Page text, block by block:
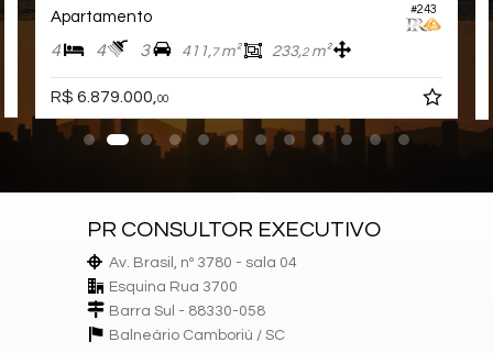
03 Dormitórios sendo 03 Suítes
03 Banheiros
03 Vagas de garagem
Living
Cozinha
Sala de estar
Área de Serviço
Empreendimento:
Academia
Playground
Salão de festas
#243
Apartamento
4 4 3 411,7m² 233,2m²
R$ 6.879.000, 00
PR CONSULTOR EXECUTIVO
Av. Brasil, nº 3780 - sala 04
Esquina Rua 3700
Barra Sul - 88330-058
Balneário Camboriú / SC